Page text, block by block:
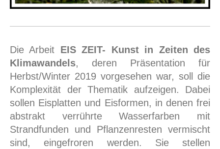
Die Arbeit EIS ZEIT- Kunst in Zeiten des
Klimawandels, deren Präsentation für
Herbst/Winter 2019 vorgesehen war, soll die
Komplexität der Thematik aufzeigen. Dabei
sollen Eisplatten und Eisformen, in denen frei
abstrakt verrührte Wasserfarben mit
Strandfunden und Pflanzenresten vermischt
sind, eingefroren werden. Sie stellen